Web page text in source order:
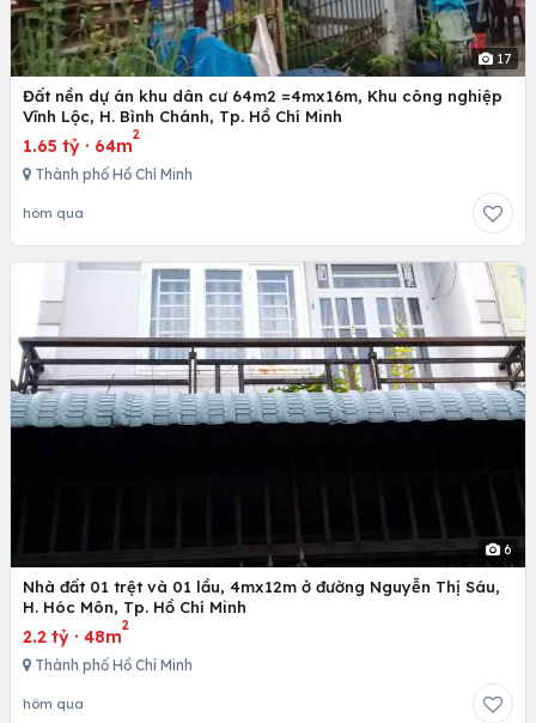
17
Đất nền dự án khu dân cư 64m2 =4mx16m, Khu công nghiệp
Vĩnh Lộc, H. Bình Chánh, Tp. Hồ Chí Minh
1.65 tỷ · 64m
2
Thành phố Hồ Chí Minh
hôm qua
6
Nhà đất 01 trệt và 01 lầu, 4mx12m ở đường Nguyễn Thị Sáu,
H. Hóc Môn, Tp. Hồ Chí Minh
2.2 tỷ · 48m
2
Thành phố Hồ Chí Minh
hôm qua